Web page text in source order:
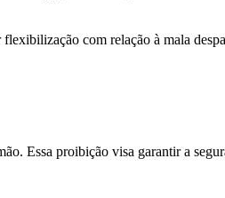
com relação à mala
Essa proibição visa garantir a